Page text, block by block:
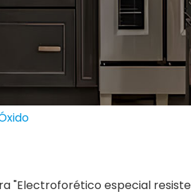
"Electroforético especial